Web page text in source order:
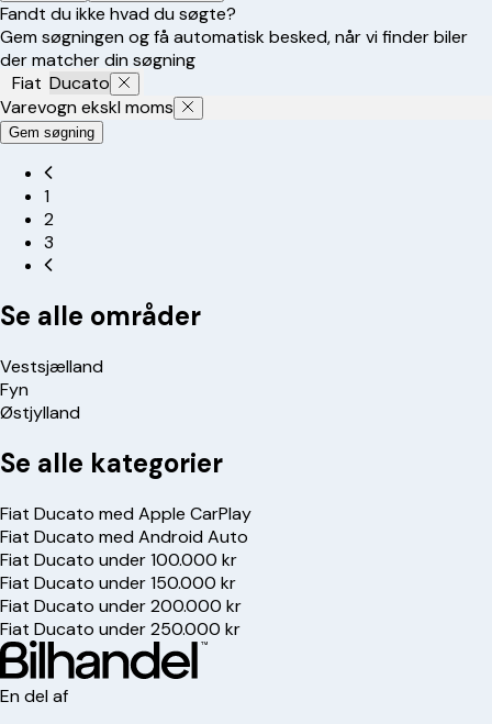
Fandt du ikke hvad du søgte?
Gem søgningen og få automatisk besked, når vi finder biler
der matcher din søgning
Fiat Ducato
Varevogn ekskl moms
Gem søgning
1
2
3
Se alle områder
Vestsjælland
Fyn
Østjylland
Se alle kategorier
Fiat Ducato med Apple CarPlay
Fiat Ducato med Android Auto
Fiat Ducato under 100.000 kr
Fiat Ducato under 150.000 kr
Fiat Ducato under 200.000 kr
Fiat Ducato under 250.000 kr
En del af